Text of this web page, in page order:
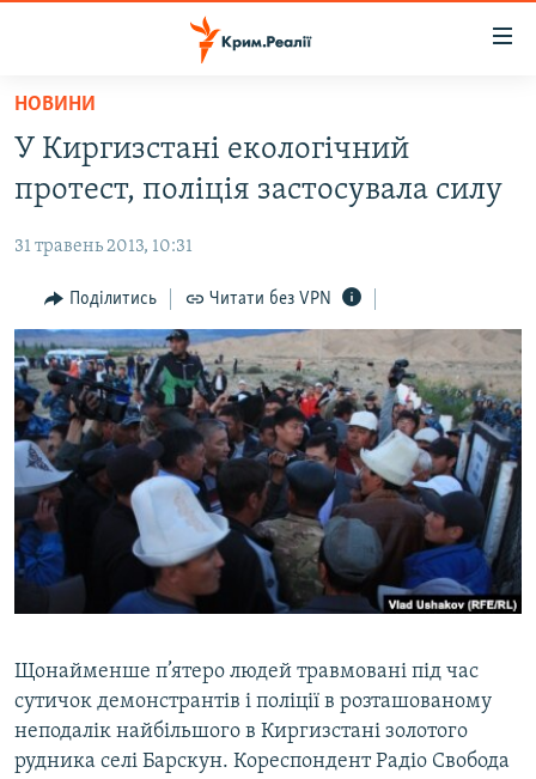
Перейти
основного
матеріалу
Перейти
до
навігації
Перейти
до
пошуку
ВОДА.КРИМ
ВІДЕО ТА ФОТО
ПОЛІТИКА
БЛОГИ
ПОГЛЯД
ІНТЕРВ'Ю
ВСЕ ЗА ДЕНЬ
СПЕЦПРОЕКТИ
ДЕПОРТАЦІЯ
ВІДЕОУРОКИ «ELIFBE»
СВІДЧЕННЯ ОКУПАЦІЇ
ЯК ОБІЙТИ БЛОКУВАННЯ
Русский
Qırımtatar
ДОЛУЧАЙСЯ!
НОВИНИ
У Киргизстані екологічний
протест, поліція застосувала силу
31 травень 2013, 10:31
Поділитись Читати без VPN
Щонайменше п’ятеро людей травмовані під час
сутичок демонстрантів і поліції в розташованому
неподалік найбільшого в Киргизстані золотого
рудника селі Барскун. Кореспондент Радіо Свобода